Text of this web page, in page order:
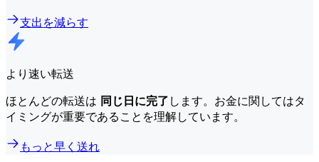
支出を減らす
より速い転送
ほとんどの転送は 同じ日に完了 します。お金に関してはタ
イミングが重要であることを理解しています。
もっと早く送れ